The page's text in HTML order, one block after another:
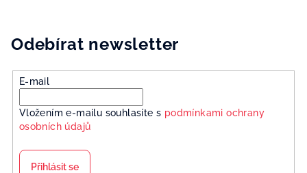
Odebírat newsletter
E-mail
Vložením e-mailu souhlasíte s podmínkami ochrany
osobních údajů
Přihlásit se